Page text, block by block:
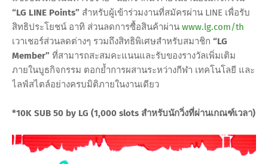
“LG LINE Points” สำหรับผู้เข้าร่วมงานที่สมัครผ่าน LINE เพื่อรับ
สิทธิประโยชน์ อาทิ ส่วนลดการซื้อสินค้าผ่าน www.lg.com/th
เวาเชอร์ส่วนลดต่างๆ รวมถึงสิทธิพิเศษสำหรับสมาชิก “LG
Member” ที่สามารถสะสมคะแนนและรับของรางวัลเพิ่มเติม
ภายในบูธกิจกรรม ตอกย้ำการผสานระหว่างกีฬา เทคโนโลยี และ
ไลฟ์สไตล์อย่างครบมิติภายในงานเดียว
*10K SUB 50 by LG (1,000 slots สำหรับนักวิ่งที่ผ่านเกณฑ์เวลา)